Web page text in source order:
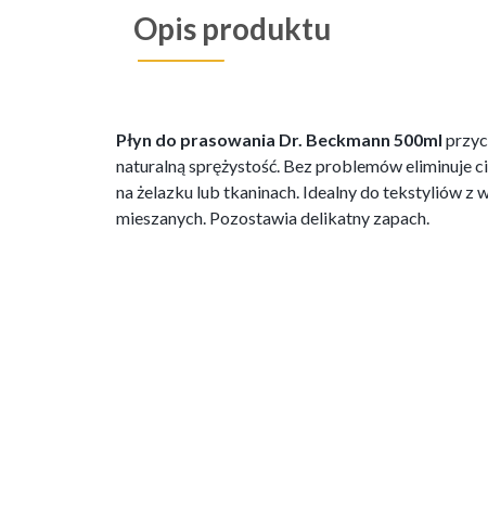
Opis produktu
Płyn do prasowania Dr. Beckmann 500ml
naturalną sprężystość. Bez problemów eliminuje
na żelazku lub tkaninach. Idealny do tekstyliów z
mieszanych. Pozostawia delikatny zapach.